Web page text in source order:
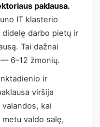
paklausa.
IT klasterio
darbo pietų ir
Tai dažnai
6–12 žmonių.
ir
viršija
kai
valdo salę,